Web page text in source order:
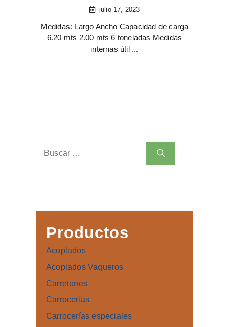
julio 17, 2023
Medidas: Largo Ancho Capacidad de carga
6.20 mts 2.00 mts 6 toneladas Medidas
internas útil ...
Productos
Acoplados
Acoplados Vaqueros
Carretones
Carrocerías
Carrocerías especiales